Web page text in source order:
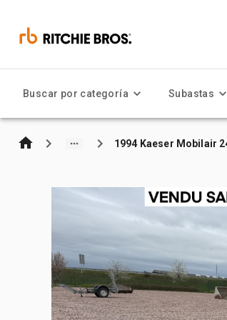
Buscar por categoría Subastas
1994 Kaeser Mobilair